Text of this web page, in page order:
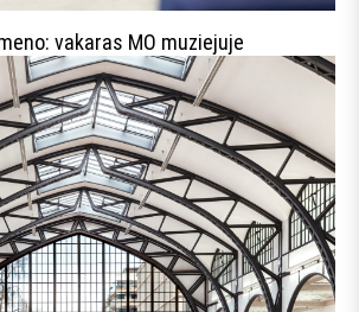
vakaras MO muziejuje
Lamų slėnio
ir gauk 10% nuolaidą